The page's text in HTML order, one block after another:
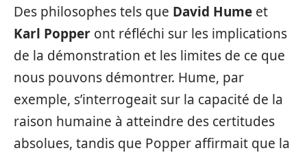
Des philosophes tels que David Hume et
Karl Popper ont réfléchi sur les implications
de la démonstration et les limites de ce que
nous pouvons démontrer. Hume, par
exemple, s’interrogeait sur la capacité de la
raison humaine à atteindre des certitudes
absolues, tandis que Popper affirmait que la